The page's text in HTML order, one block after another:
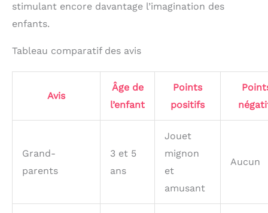
stimulant encore davantage l’imagination des
enfants.
Tableau comparatif des avis
Avis
Âge de
l’enfant
Points
positifs
Grand-
parents
3 et 5
ans
Jouet
mignon
et
amusant
Aucun